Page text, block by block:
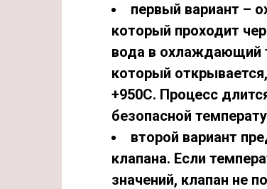
первый вариант –
который проходит
вода в охлаждающий
который
+950С. Процесс
безопасной
второй вариант
клапана. Если
значений, клапан не